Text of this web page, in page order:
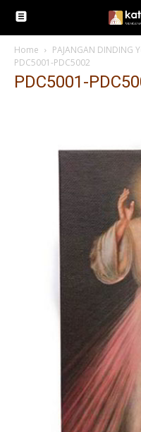
Home
PAJANGAN DINDING
PDC5001-PDC5002
PDC5001-